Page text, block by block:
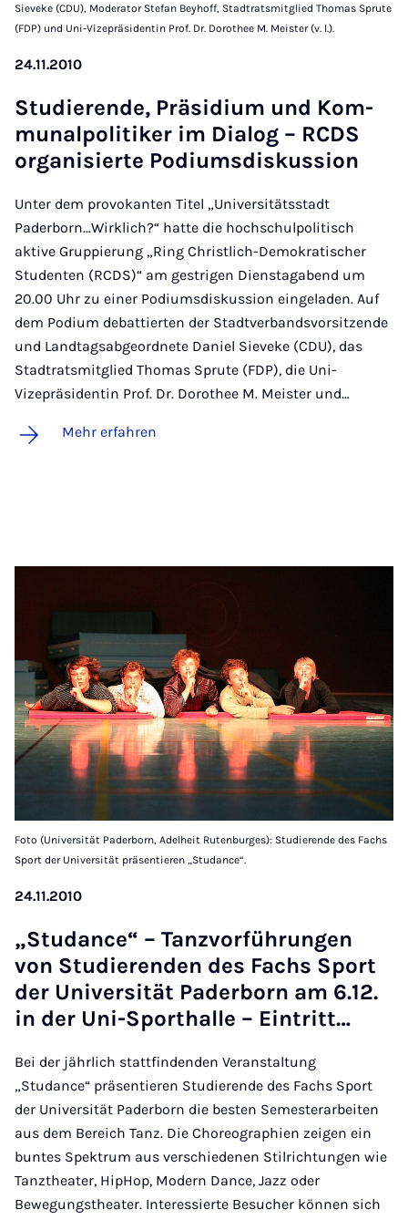
Sieveke (CDU), Moderator Stefan Beyhoff, Stadtratsmitglied Thomas Sprute
(FDP) und Uni-Vizepräsidentin Prof. Dr. Dorothee M. Meister (v. l.).
24.11.2010
Stu­die­ren­de, Prä­si­di­um und Kom­
mu­nal­po­li­ti­ker im Di­a­log – RCDS
or­ga­ni­sier­te Po­di­ums­dis­kus­si­on
Unter dem provokanten Titel „Universitätsstadt
Paderborn…Wirklich?“ hatte die hochschulpolitisch
aktive Gruppierung „Ring Christlich-Demokratischer
Studenten (RCDS)“ am gestrigen Dienstagabend um
20.00 Uhr zu einer Podiumsdiskussion eingeladen. Auf
dem Podium debattierten der Stadtverbandsvorsitzende
und Landtagsabgeordnete Daniel Sieveke (CDU), das
Stadtratsmitglied Thomas Sprute (FDP), die Uni-
Vizepräsidentin Prof. Dr. Dorothee M. Meister und…
Mehr erfahren
Foto (Universität Paderborn, Adelheit Rutenburges): Studierende des Fachs
Sport der Universität präsentieren „Studance“.
24.11.2010
„Stu­dance“ – Tanz­vor­füh­run­gen
von Stu­die­ren­den des Fachs Sport
der Uni­ver­si­tät Pa­der­born am 6.12.
in der Uni-Sport­hal­le – Ein­tritt…
Bei der jährlich stattfindenden Veranstaltung
„Studance“ präsentieren Studierende des Fachs Sport
der Universität Paderborn die besten Semesterarbeiten
aus dem Bereich Tanz. Die Choreographien zeigen ein
buntes Spektrum aus verschiedenen Stilrichtungen wie
Tanztheater, HipHop, Modern Dance, Jazz oder
Bewegungstheater. Interessierte Besucher können sich